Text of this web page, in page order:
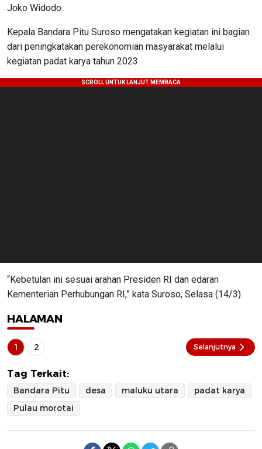
Joko Widodo.
Kepala Bandara Pitu Suroso mengatakan kegiatan ini bagian
dari peningkatakan perekonomian masyarakat melalui
kegiatan padat karya tahun 2023.
“Kebetulan ini sesuai arahan Presiden RI dan edaran
Kementerian Perhubungan RI,” kata Suroso, Selasa (14/3).
HALAMAN
1 2 Selanjutnya
Tag Terkait:
Bandara Pitu desa maluku utara
padat karya
Pulau morotai